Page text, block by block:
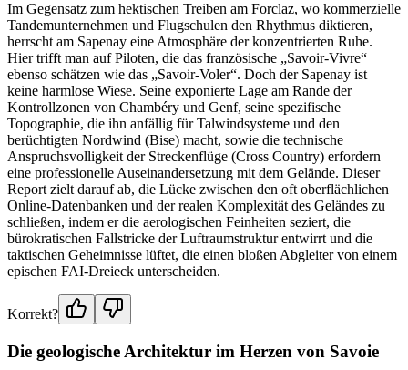
Im Gegensatz zum hektischen Treiben am Forclaz, wo kommerzielle
Tandemunternehmen und Flugschulen den Rhythmus diktieren,
herrscht am Sapenay eine Atmosphäre der konzentrierten Ruhe.
Hier trifft man auf Piloten, die das französische „Savoir-Vivre“
ebenso schätzen wie das „Savoir-Voler“. Doch der Sapenay ist
keine harmlose Wiese. Seine exponierte Lage am Rande der
Kontrollzonen von Chambéry und Genf, seine spezifische
Topographie, die ihn anfällig für Talwindsysteme und den
berüchtigten Nordwind (Bise) macht, sowie die technische
Anspruchsvolligkeit der Streckenflüge (Cross Country) erfordern
eine professionelle Auseinandersetzung mit dem Gelände. Dieser
Report zielt darauf ab, die Lücke zwischen den oft oberflächlichen
Online-Datenbanken und der realen Komplexität des Geländes zu
schließen, indem er die aerologischen Feinheiten seziert, die
bürokratischen Fallstricke der Luftraumstruktur entwirrt und die
taktischen Geheimnisse lüftet, die einen bloßen Abgleiter von einem
epischen FAI-Dreieck unterscheiden.
Korrekt?
Die geologische Architektur im Herzen von Savoie